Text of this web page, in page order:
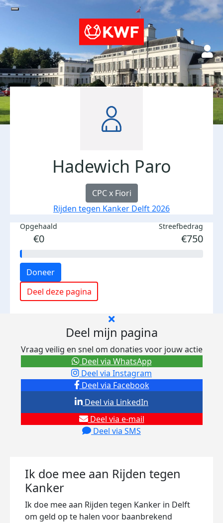
Hadewich Paro
CPC x Fiori
Rijden tegen Kanker Delft 2026
Opgehaald
€0
Streefbedrag
€750
Doneer
Deel deze pagina
Deel mijn pagina
Vraag veilig en snel om donaties voor jouw actie
Deel via Facebook
Deel via Instagram
Deel via e-mail
Deel via SMS
Deel via LinkedIn
Deel via WhatsApp
Ik doe mee aan Rijden tegen
Kanker
Ik doe mee aan Rijden tegen Kanker in Delft
om geld op te halen voor baanbrekend